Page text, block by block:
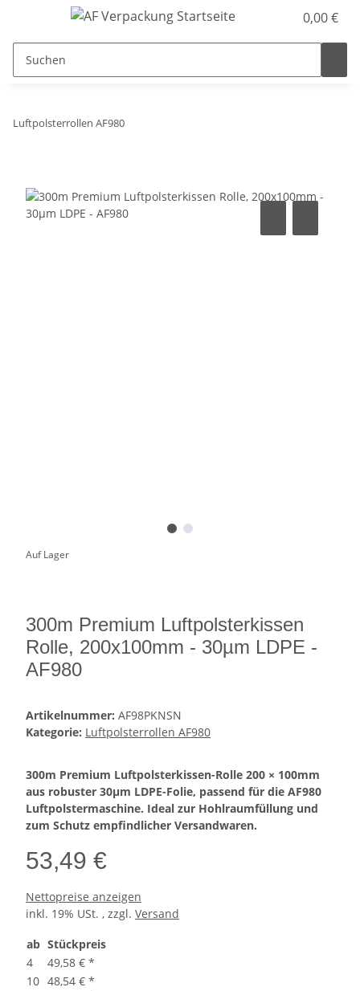
0,00 €
Luftpolsterrollen AF980
Auf Lager
300m Premium Luftpolsterkissen
Rolle, 200x100mm - 30µm LDPE -
AF980
Artikelnummer: AF98PKNSN
Kategorie: Luftpolsterrollen AF980
300m Premium Luftpolsterkissen-Rolle 200 × 100mm
aus robuster 30µm LDPE-Folie, passend für die AF980
Luftpolstermaschine. Ideal zur Hohlraumfüllung und
zum Schutz empfindlicher Versandwaren.
53,49 €
Nettopreise anzeigen
inkl. 19% USt. , zzgl. Versand
ab Stückpreis
4
49,58 € *
10 48,54 € *